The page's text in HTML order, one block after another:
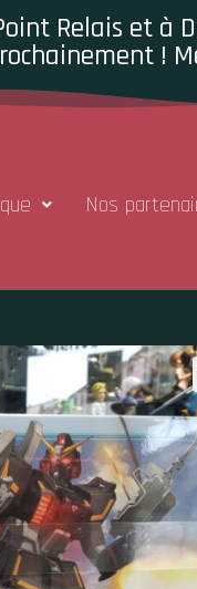
Relais et à
!
Nos